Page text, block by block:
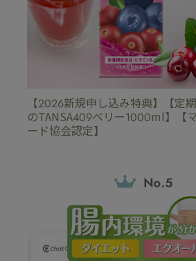
【2026新規申し込み特典】【定
のTANSA409ベリー1000ml】【
ード協会認定】